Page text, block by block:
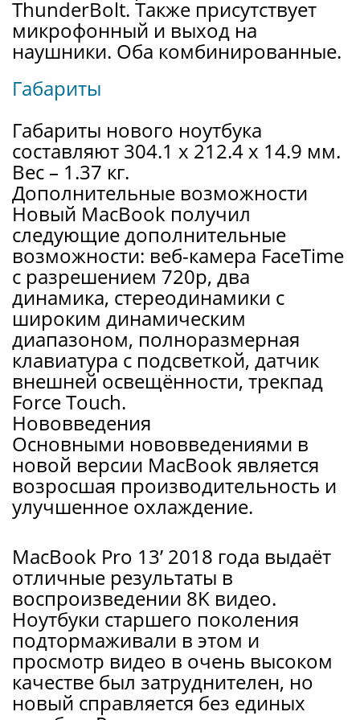
ThunderBolt. Также присутствует
микрофонный и выход на
наушники. Оба комбинированные.
Габариты
Габариты нового ноутбука
составляют 304.1 x 212.4 x 14.9 мм.
Вес – 1.37 кг.
Дополнительные возможности
Новый MacBook получил
следующие дополнительные
возможности: веб-камера FaceTime
с разрешением 720p, два
динамика, стереодинамики с
широким динамическим
диапазоном, полноразмерная
клавиатура с подсветкой, датчик
внешней освещённости, трекпад
Force Touch.
Нововведения
Основными нововведениями в
новой версии MacBook является
возросшая производительность и
улучшенное охлаждение.
MacBook Pro 13’ 2018 года выдаёт
отличные результаты в
воспроизведении 8K видео.
Ноутбуки старшего поколения
подтормаживали в этом и
просмотр видео в очень высоком
качестве был затруднителен, но
новый справляется без единых